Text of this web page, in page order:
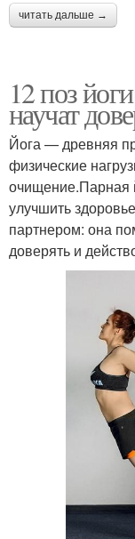
читать дальше →
12 поз
научат
Йога — древняя
физические
очищение.Парная
улучшить
партнером: она
доверять и